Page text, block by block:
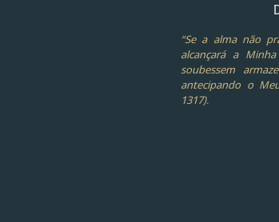
“Se a alma não
alcançará a
soubessem
antecipando o
1317).